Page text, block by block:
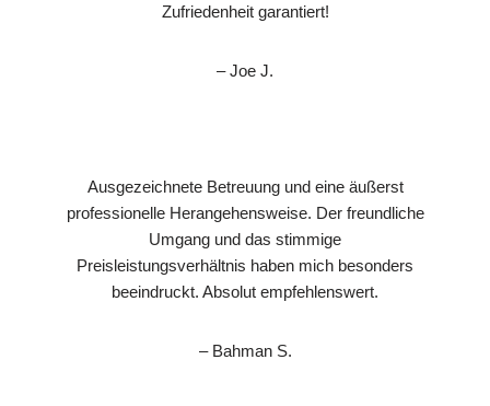
Zufriedenheit garantiert!
– Joe J.
Ausgezeichnete Betreuung und eine äußerst
professionelle Herangehensweise. Der freundliche
Umgang und das stimmige
Preisleistungsverhältnis haben mich besonders
beeindruckt. Absolut empfehlenswert.
– Bahman S.